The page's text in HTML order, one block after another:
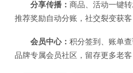
分享传播： 商品、活动一键
推荐奖励自动分账，社交裂变获客
会员中心： 积分签到、账单
品牌专属会员社区，留存更多老客